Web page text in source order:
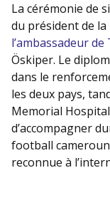
La cérémonie de
du président de la
l’ambassadeur
Öskiper. Le
dans le
les deux pays,
Memorial
d’accompagner
football
reconnue à